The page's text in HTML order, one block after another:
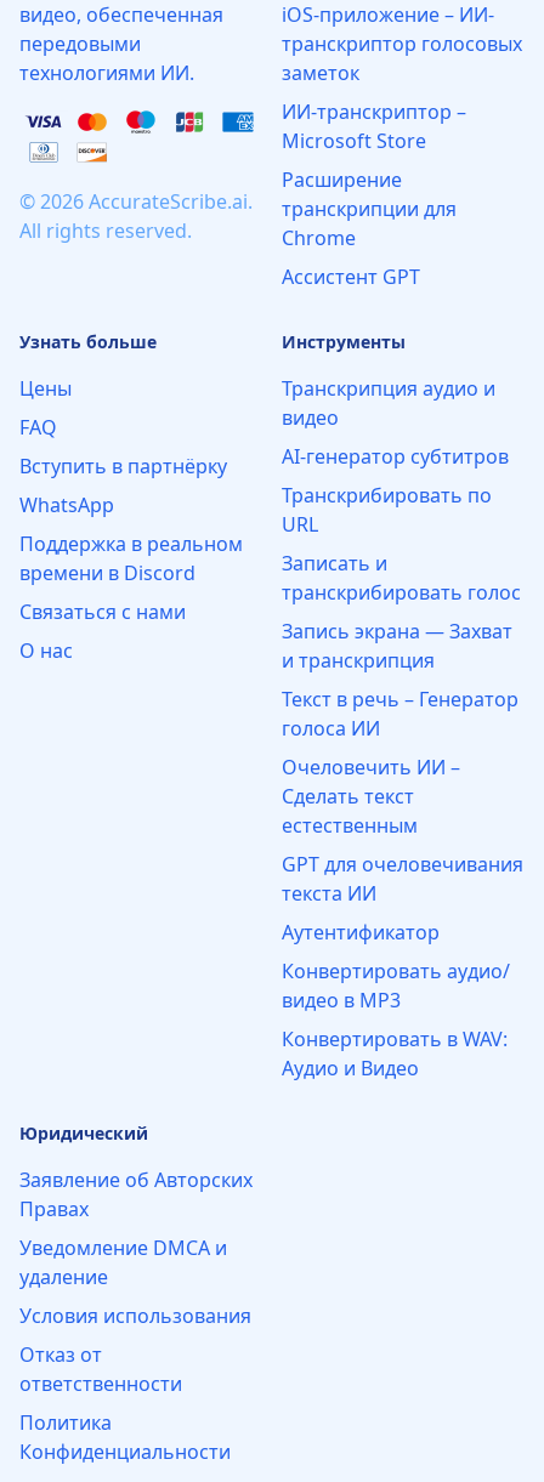
видео, обеспеченная
передовыми
технологиями ИИ.
© 2026 AccurateScribe.ai.
All rights reserved.
iOS-приложение – ИИ-
транскриптор голосовых
заметок
ИИ‑транскриптор –
Microsoft Store
Расширение
транскрипции для
Chrome
Ассистент GPT
Узнать больше
Цены
FAQ
Вступить в партнёрку
WhatsApp
Поддержка в реальном
времени в Discord
Связаться с нами
О нас
Инструменты
Транскрипция аудио и
видео
AI-генератор субтитров
Транскрибировать по
URL
Записать и
транскрибировать голос
Запись экрана — Захват
и транскрипция
Текст в речь – Генератор
голоса ИИ
Очеловечить ИИ –
Сделать текст
естественным
GPT для очеловечивания
текста ИИ
Аутентификатор
Конвертировать аудио/
видео в MP3
Конвертировать в WAV:
Аудио и Видео
Юридический
Заявление об Авторских
Правах
Уведомление DMCA и
удаление
Условия использования
Отказ от
ответственности
Политика
Конфиденциальности